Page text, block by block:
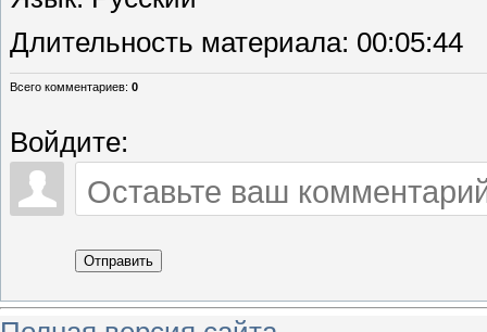
Длительность материала: 00:05:44
Всего комментариев: 0
Войдите:
Отправить